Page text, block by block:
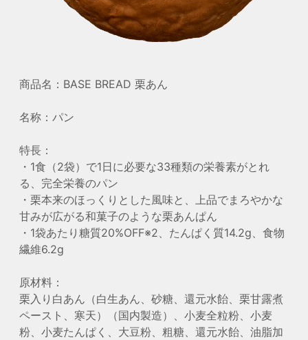
商品名：BASE BREAD 栗あん
名称：パン
特長：
・1食（2袋）で1日に必要な33種類の栄養素がとれ
る、完全栄養のパン
・栗本来のほっくりとした風味と、上品でまろやかな
甘みが広がる和菓子のような栗あんぱん
・1袋あたり糖質20%OFF※2 、たんぱく質14.2g、食物
繊維6.2g
原材料：
栗入り白あん（白生あん、砂糖、還元水飴、栗甘露煮
ペースト、寒天）（国内製造）、小麦全粒粉、小麦
粉、小麦たんぱく、大豆粉、粗糖、還元水飴、油脂加